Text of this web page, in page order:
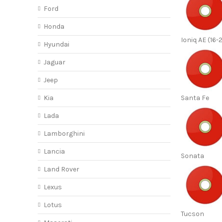
Ioniq AE (16-
Santa Fe
Sonata
Tucson
Ford
Honda
Hyundai
Jaguar
Jeep
Kia
Lada
Lamborghini
Lancia
Land Rover
Lexus
Lotus